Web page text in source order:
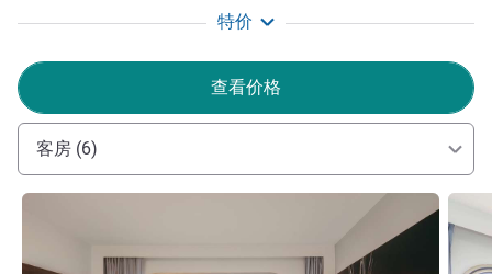
厅享用精致午餐，还是前往 GREEM 餐厅品味美食，这家位
体验。
Laurent MAUGUIT 酒店管理
特价
查看价格
客房 (6)
请参阅详情 请参